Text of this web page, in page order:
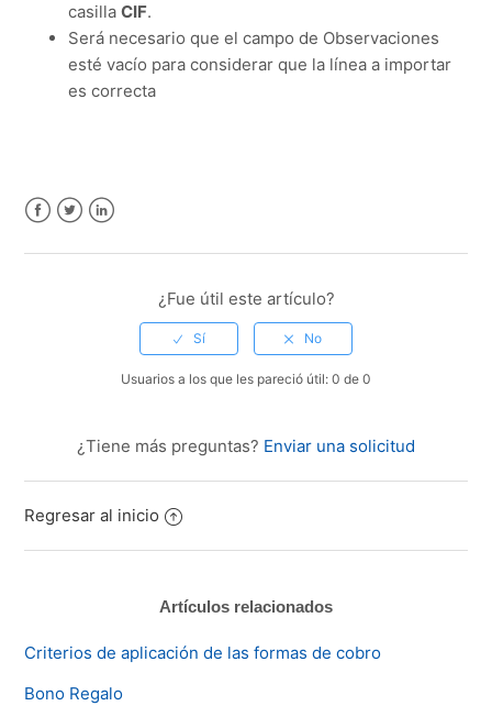
casillaCIF.
Será necesario que el campo de Observaciones
esté vacío para considerar que la línea a importar
es correcta
¿Fue útil este artículo?
Usuarios a los que les pareció útil: 0 de 0
¿Tiene más preguntas? Enviar una solicitud
Regresar al inicio
Artículos relacionados
Criterios de aplicación de las formas de cobro
Bono Regalo